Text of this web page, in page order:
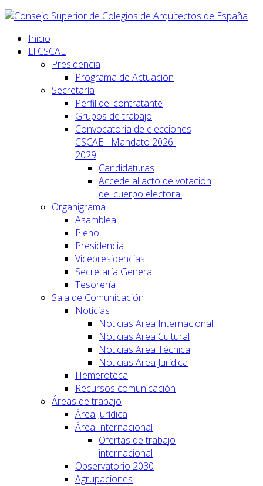
Inicio
El CSCAE
Presidencia
Programa de Actuación
Secretaría
Perfil del contratante
Grupos de trabajo
Convocatoria de elecciones
CSCAE - Mandato 2026-
2029
Candidaturas
Accede al acto de votación
del cuerpo electoral
Organigrama
Asamblea
Pleno
Presidencia
Vicepresidencias
Secretaría General
Tesorería
Sala de Comunicación
Noticias
Noticias Area Internacional
Noticias Area Cultural
Noticias Area Técnica
Noticias Area Jurídica
Hemeroteca
Recursos comunicación
Áreas de trabajo
Área Jurídica
Área Internacional
Ofertas de trabajo
internacional
Observatorio 2030
Agrupaciones